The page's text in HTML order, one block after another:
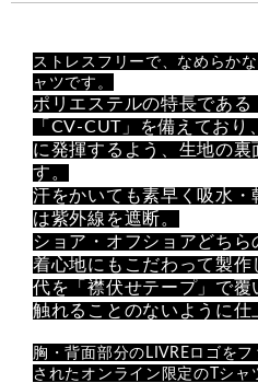
ストレスフリーで、 なめらか
ャツです。
ポリエステルの特長である
「CV-CUT」を備えてお
に発揮するよう、生地の裏
す。
汗をかいても素早く吸水
は紫外線を遮断。
ショア・オフショアどちら
着心地にもこだわって製
代を「襟伏せテープ」で覆
触れることのないように仕
胸・背面部分のLIVREロゴを
されたオンライン限定のTシャ